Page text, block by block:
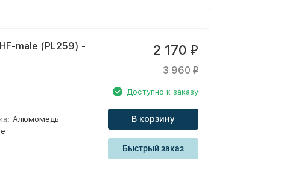
male (PL259) -
Алюмомедь
2 170 ₽
3 960₽
Доступно к заказу
В корзину
Быстрый заказ